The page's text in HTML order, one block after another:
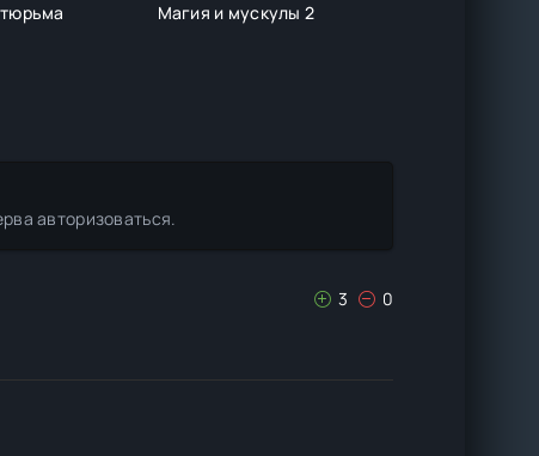
Магия и мускулы 2
авторизоваться.
3 0